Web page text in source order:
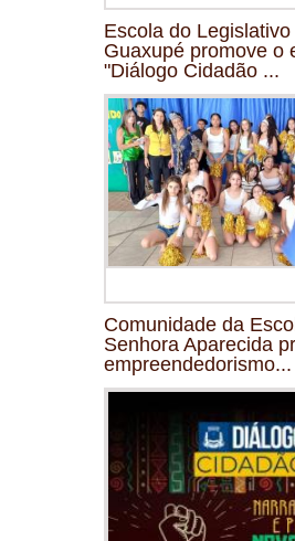
Escola do Legislativo
Guaxupé promove o
"Diálogo Cidadão ...
Comunidade da
Senhora Aparecida
empreendedorismo...